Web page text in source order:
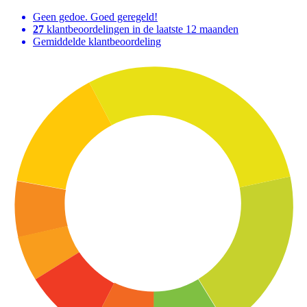
Geen gedoe. Goed geregeld!
27 klantbeoordelingen in de laatste 12 maanden
Gemiddelde klantbeoordeling